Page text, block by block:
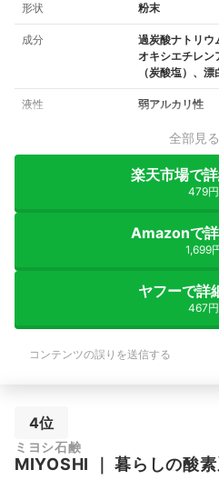
形状 粉末
成分
過炭酸ナトリウ
オキシエチレン
（炭酸塩）、
液性 弱アルカリ性
全部見る
楽天市場で
479円
Amazonで
1,699
ヤフーで詳
467円
コンテンツの誤りを送信する
4位
ミヨシ石鹸
MIYOSHI ｜暮らしの酸